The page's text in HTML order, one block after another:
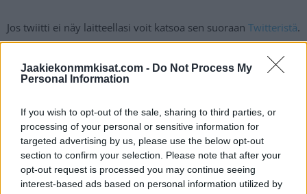
Jaakiekonmmkisat.com - Do Not Process My
Personal Information
If you wish to opt-out of the sale, sharing to third parties, or
processing of your personal or sensitive information for
targeted advertising by us, please use the below opt-out
section to confirm your selection. Please note that after your
opt-out request is processed you may continue seeing
interest-based ads based on personal information utilized by
Jos twiitti ei näy laitteellasi voit katsoa sen suoraan Twitteristä.
Oilers on tällä hetkellä Tyynenmeren divisioonassa
viidentenä. Eroa pudotuspelien villi kortti -paikkaan on tällä
tappioputkensa, jonka jälkeen se äityi neljän ottelun
voittoputkeen. Edellisestä kahdeksasta ottelusta Oilers on
onnistunut voittamaan viisi ottelua. Tuloksen ja ilmeen
paraneminen ei kuitenkaan riittänyt Oilersin johdolle, vaan
Tippett vapautettiin tehtävistään.